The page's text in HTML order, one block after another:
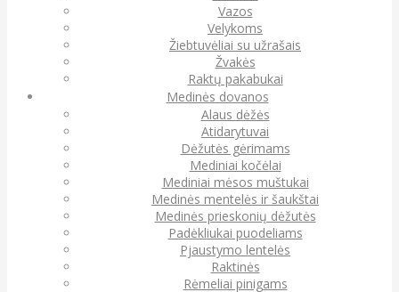
Vazos
Velykoms
Žiebtuvėliai su užrašais
Žvakės
Raktų pakabukai
Medinės dovanos
Alaus dėžės
Atidarytuvai
Dėžutės gėrimams
Mediniai kočėlai
Mediniai mėsos muštukai
Medinės mentelės ir šaukštai
Medinės prieskonių dėžutės
Padėkliukai puodeliams
Pjaustymo lentelės
Raktinės
Rėmeliai pinigams